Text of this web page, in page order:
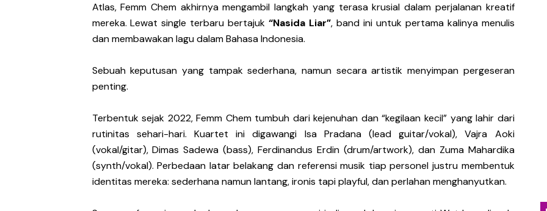
Sindikat Sisa Semalam Rayakan Kehangatan Tradisi Lampung Lewat Single “Seruit”
Given Rayakan Rasa Kagum dan Jatuh Cinta Lewat Single Baru “Girl With Interesting
Atlas, Femm Chem akhirnya mengambil langkah yang terasa krusial dalam perjalanan kreatif
mereka. Lewat single terbaru bertajuk“Nasida Liar”, band ini untuk pertama kalinya menulis
dan membawakan lagu dalam Bahasa Indonesia.
Sebuah keputusan yang tampak sederhana, namun secara artistik menyimpan pergeseran
penting.
Terbentuk sejak 2022, Femm Chem tumbuh dari kejenuhan dan “kegilaan kecil” yang lahir dari
rutinitas sehari-hari. Kuartet ini digawangi Isa Pradana (lead guitar/vokal), Vajra Aoki
(vokal/gitar), Dimas Sadewa (bass), Ferdinandus Erdin (drum/artwork), dan Zuma Mahardika
(synth/vokal). Perbedaan latar belakang dan referensi musik tiap personel justru membentuk
identitas mereka: sederhana namun lantang, ironis tapi playful, dan perlahan menghanyutkan.